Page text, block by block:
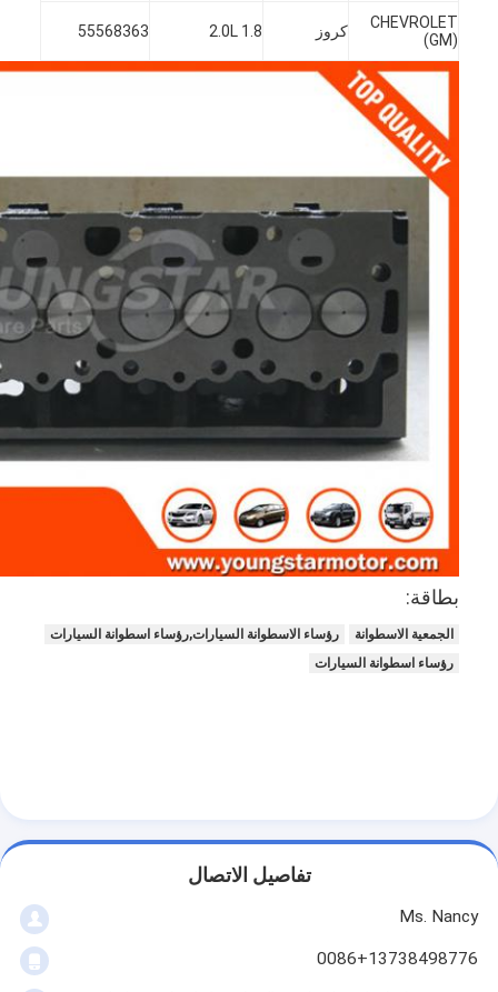
فيديوهات
حولنا
جولة في المصنع
اتصل بنا
محرك الاسطوانة
محرك عمود
CHEVROLET
(GM)
كروز 1.8 2.0L
55568363
بطاقة:
الجمعية الاسطوانة
رؤساء الاسطوانة السيارات,رؤساء اسطوانة السيارات
رؤساء اسطوانة السيارات
تفاصيل الاتصال
Ms. Nancy
0086+13738498776